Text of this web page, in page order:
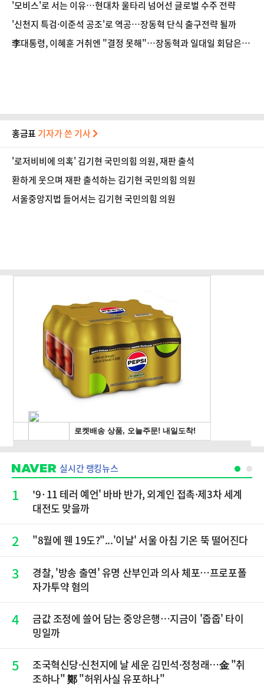
'모비스'로 서는 이유…현대차 울타리 넘어선 글로벌 수주 전략
'신천지 특검·이준석 공조'로 역공…장동혁 단식 출구전략 될까
李대통령, 이혜훈 거취엔 "결정 못해"…장동혁과 일대일 회담은
홍금표 기자가 쓴 기사
'로저비비에 의혹' 김기현 국민의힘 의원, 재판 출석
환하게 웃으며 재판 출석하는 김기현 국민의힘 의원
서울중앙지법 들어서는 김기현 국민의힘 의원
실시간 랭킹뉴스
1
'9·11 테러 예언' 바바 반가, 외계인 접촉·제3차 세계
대전도 맞을까
2 "8월에 웬 19도?"...'이날' 서울 아침 기온 뚝 떨어진다
3
경찰, '방송 출연' 유명 산부인과 의사 체포…프로포폴
자가투약 혐의
4
금값 조정에 쓸어 담는 중앙은행…지금이 '줍줍' 타이
밍일까
5
조국혁신당·신천지에 날 세운 김민석·정청래…金 "취
조하나" 鄭 "허위사실 유포하나"